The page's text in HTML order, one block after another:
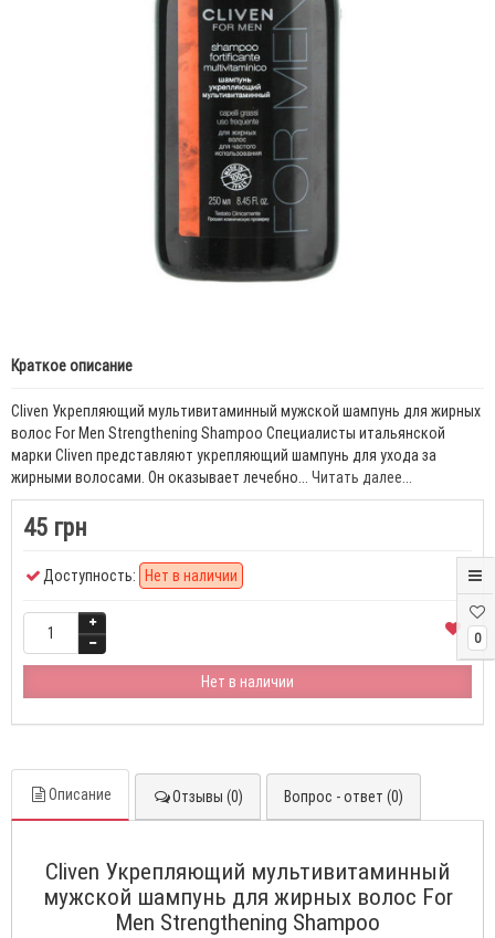
0
Краткое описание
Cliven Укрепляющий мультивитаминный мужской шампунь для жирных
волос For Men Strengthening Shampoo Специалисты итальянской
марки Cliven представляют укрепляющий шампунь для ухода за
жирными волосами. Он оказывает лечебно... Читать далее...
45 грн
Доступность: Нет в наличии
Нет в наличии
Описание Отзывы (0) Вопрос - ответ (0)
Cliven Укрепляющий мультивитаминный
мужской шампунь для жирных волос For
Men Strengthening Shampoo